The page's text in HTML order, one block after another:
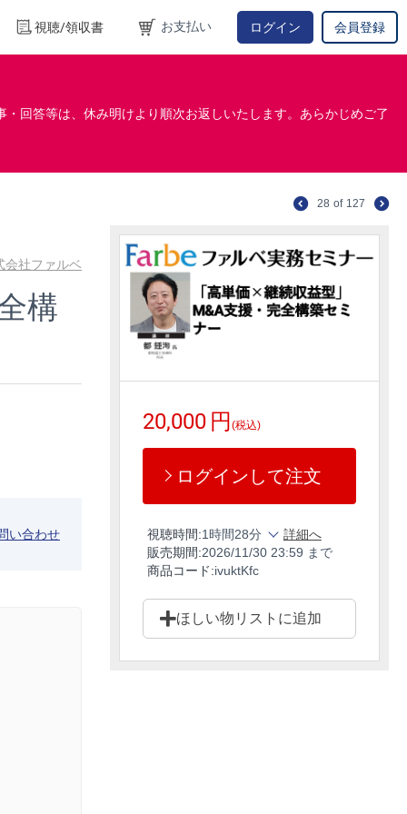
視聴/領収書 お支払い ログイン 会員登録
回答等は、休み明けより順次お返しいたします。あらかじめご了
28 of 127
会社ファルベ
構
20,000 円 (税込)
ログインして注文
視聴時間:1時間28分
詳細へ
販売期間:2026/11/30 23:59 まで
商品コード:ivuktKfc
ほしい物リストに追加
い合わせ